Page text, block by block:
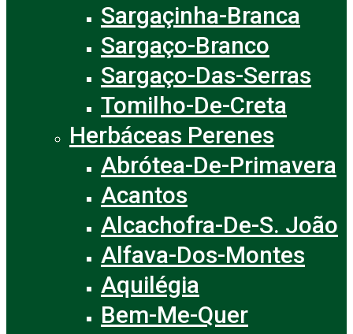
Sargaçinha-Branca
Sargaço-Branco
Sargaço-Das-Serras
Tomilho-De-Creta
Herbáceas Perenes
Abrótea-De-Primavera
Acantos
Alcachofra-De-S. João
Alfava-Dos-Montes
Aquilégia
Bem-Me-Quer